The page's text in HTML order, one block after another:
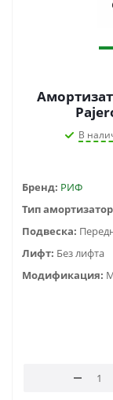
В
Бренд: РИФ
Тип
Подвеска:
Лифт: Без лифта
Модификация: